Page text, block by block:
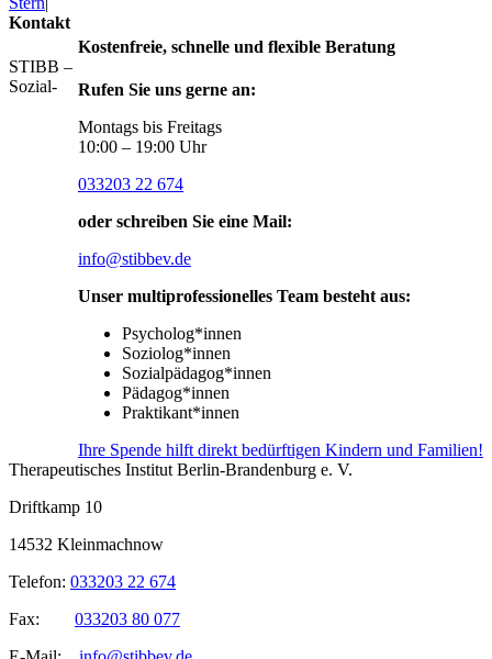
Kostenfreie, schnelle und flexible Beratung
Rufen Sie uns gerne an:
Montags bis Freitags
10:00 – 19:00 Uhr
033203 22 674
oder schreiben Sie eine Mail:
info@stibbev.de
Unser multiprofessionelles Team besteht aus:
Psycholog*innen
Soziolog*innen
Sozialpädagog*innen
Pädagog*innen
Praktikant*innen
Ihre Spende hilft direkt bedürftigen Kindern und Familien!
Kontakt
STIBB –
Sozial-
Therapeutisches Institut Berlin-Brandenburg e. V.
Driftkamp 10
14532 Kleinmachnow
Telefon: 033203 22 674
Fax: 033203 80 077